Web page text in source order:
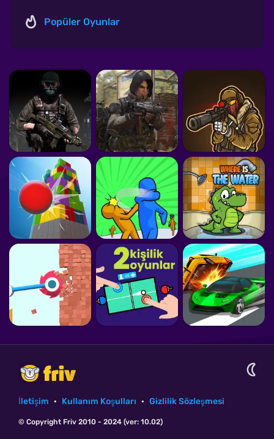
Popüler Oyunlar
İletişim · Kullanım Koşulları · Gizlilik Sözleşmesi
© Copyright Friv 2010 - 2024 (ver: 10.02)